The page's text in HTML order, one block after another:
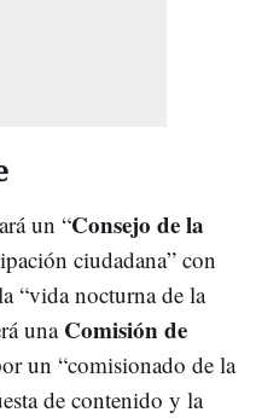
un “Consejo de la
ciudadana” con
“vida nocturna de la
una Comisión de
un “comisionado de la
de contenido y la